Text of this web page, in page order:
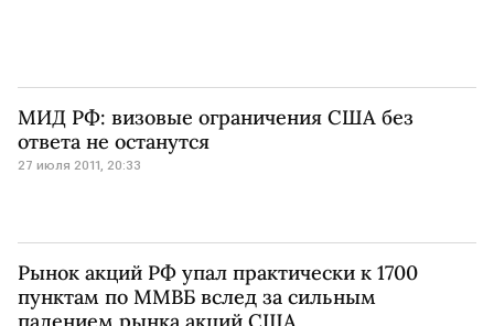
МИД РФ: визовые ограничения США без
ответа не останутся
27 июля 2011, 20:33
Рынок акций РФ упал практически к 1700
пунктам по ММВБ вслед за сильным